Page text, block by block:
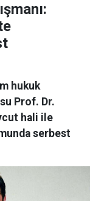
hukuk
Prof. Dr.
hali ile
serbest